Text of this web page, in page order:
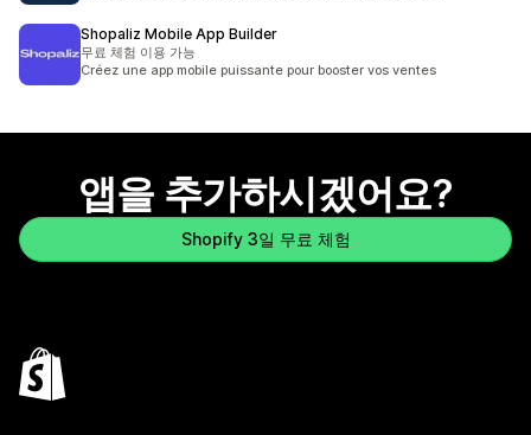
Shopaliz Mobile App Builder
무료 체험 이용 가능
Créez une app mobile puissante pour booster vos ventes
앱을 추가하시겠어요?
Shopify 3일 무료 체험